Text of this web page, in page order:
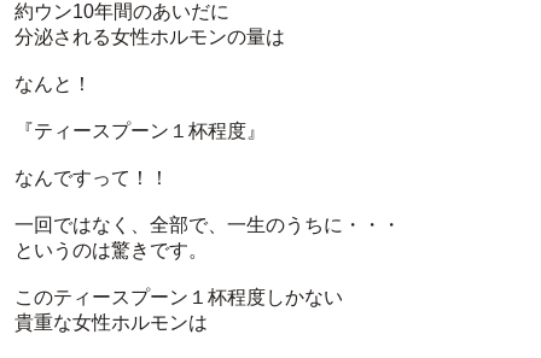
約ウン10年間のあいだに
分泌される女性ホルモンの量は
なんと！
『ティースプーン１杯程度』
なんですって！！
一回ではなく、全部で、一生のうちに・・・
というのは驚きです。
このティースプーン１杯程度しかない
貴重な女性ホルモンは